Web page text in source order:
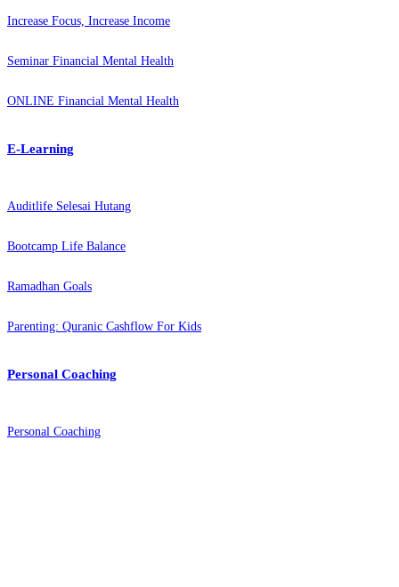
Increase Focus, Increase Income
Seminar Financial Mental Health
ONLINE Financial Mental Health
E-Learning
Auditlife Selesai Hutang
Bootcamp Life Balance
Ramadhan Goals
Parenting: Quranic Cashflow For Kids
Personal Coaching
Personal Coaching